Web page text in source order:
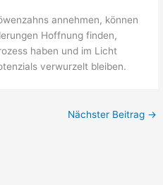
annehmen, können
Hoffnung finden,
haben und im Licht
verwurzelt bleiben.
Nächster Beitrag →